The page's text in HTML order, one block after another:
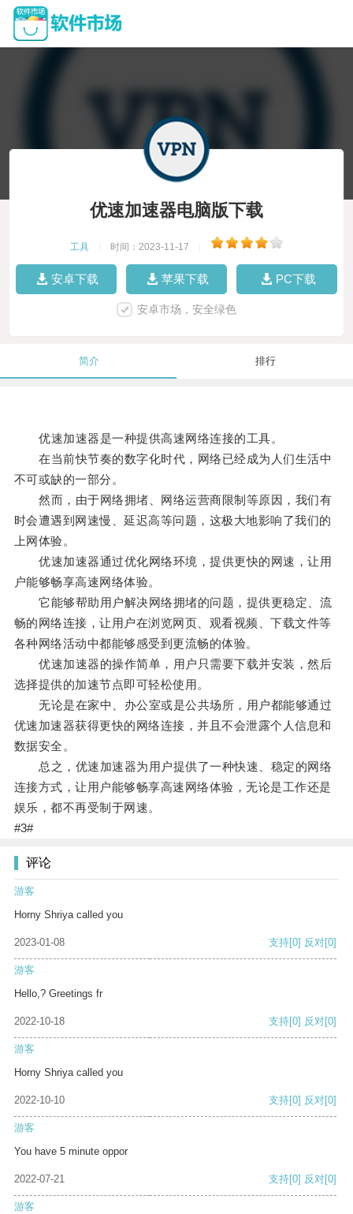
优速加速器电脑版下载
工具 时间：2023-11-17
安卓下载 苹果下载 PC下载
安卓市场，安全绿色
简介 排行
优速加速器是一种提供高速网络连接的工具。
在当前快节奏的数字化时代，网络已经成为人们生活中
不可或缺的一部分。
然而，由于网络拥堵、网络运营商限制等原因，我们有
时会遭遇到网速慢、延迟高等问题，这极大地影响了我们的
上网体验。
优速加速器通过优化网络环境，提供更快的网速，让用
户能够畅享高速网络体验。
它能够帮助用户解决网络拥堵的问题，提供更稳定、流
畅的网络连接，让用户在浏览网页、观看视频、下载文件等
各种网络活动中都能够感受到更流畅的体验。
优速加速器的操作简单，用户只需要下载并安装，然后
选择提供的加速节点即可轻松使用。
无论是在家中、办公室或是公共场所，用户都能够通过
优速加速器获得更快的网络连接，并且不会泄露个人信息和
数据安全。
总之，优速加速器为用户提供了一种快速、稳定的网络
连接方式，让用户能够畅享高速网络体验，无论是工作还是
娱乐，都不再受制于网速。
#3#
评论
游客
Horny Shriya called you
2023-01-08 支持[0] 反对[0]
游客
Hello,? Greetings fr
2022-10-18 支持[0] 反对[0]
游客
Horny Shriya called you
2022-10-10 支持[0] 反对[0]
游客
You have 5 minute oppor
2022-07-21 支持[0] 反对[0]
游客